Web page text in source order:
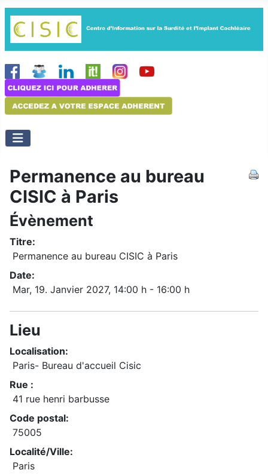
Permanence au bureau
CISIC à Paris
Évènement
Titre:
Permanence au bureau CISIC à Paris
Date:
Mar, 19. Janvier 2027, 14:00 h - 16:00 h
Lieu
Localisation:
Paris- Bureau d'accueil Cisic
Rue :
41 rue henri barbusse
Code postal:
75005
Localité/Ville:
Paris